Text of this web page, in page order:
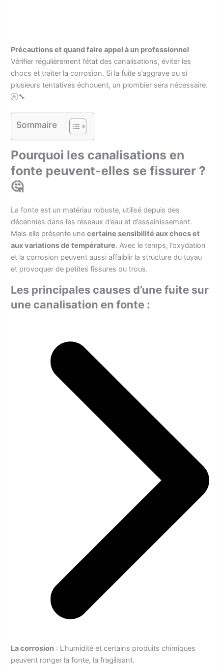
Précautions et quand faire appel à un professionnel
Vérifier régulièrement l’état des canalisations, éviter les
chocs et traiter la corrosion. Si la fuite s’aggrave ou si
plusieurs tentatives échouent, un plombier sera nécessaire.
🚰🔧
Sommaire
Pourquoi les canalisations en
fonte peuvent-elles se fissurer ?
🤔
La fonte est un matériau robuste, utilisé depuis des
décennies dans les réseaux d’eau et d’assainissement.
Mais elle présente unecertaine sensibilité aux chocs et
aux variations de température. Avec le temps, l’oxydation
et la corrosion peuvent aussi affaiblir la structure du tuyau
et provoquer de petites fissures ou trous.
Les principales causes d’une fuite sur
une canalisation en fonte :
La corrosion : L’humidité et certains produits chimiques
peuvent ronger la fonte, la fragilisant.